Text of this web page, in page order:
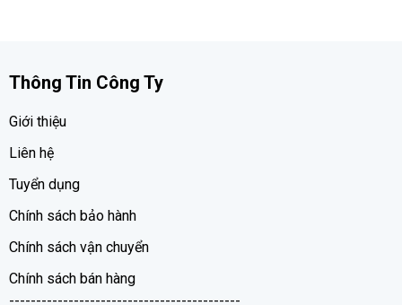
Thông Tin Công Ty
Giới thiệu
Liên hệ
Tuyển dụng
Chính sách bảo hành
Chính sách vận chuyển
Chính sách bán hàng
-------------------------------------------